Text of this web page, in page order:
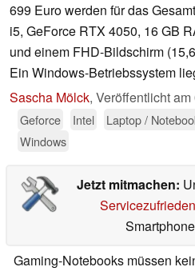
699 Euro werden für das
i5, GeForce RTX 4050, 16 GB
und einem FHD-Bildschirm
Ein Windows-Betriebssystem
Sascha Mölck, Veröffentlicht am
Geforce
Intel Laptop /
Windows
Jetzt mitmachen:
Gaming-Notebooks müssen